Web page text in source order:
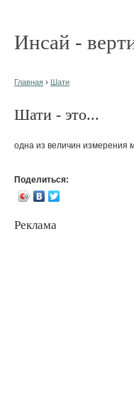
Инсай -
Главная › Шати
Шати - это...
одна из величин измерения
Поделиться:
Реклама